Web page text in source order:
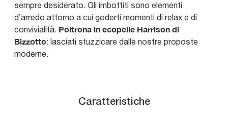
sempre desiderato. Gli imbottiti sono elementi
d’arredo attorno a cui goderti momenti di relax e di
convivialità. Poltrona in ecopelle Harrison di
Bizzotto: lasciati stuzzicare dalle nostre proposte
moderne.
Caratteristiche